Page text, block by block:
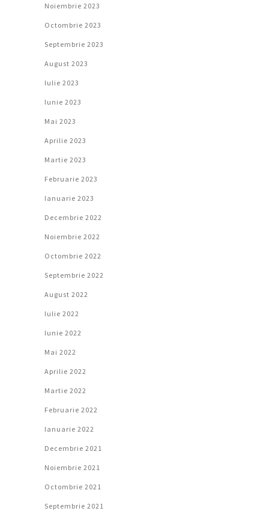
Noiembrie 2023
Octombrie 2023
Septembrie 2023
August 2023
Iulie 2023
Iunie 2023
Mai 2023
Aprilie 2023
Martie 2023
Februarie 2023
Ianuarie 2023
Decembrie 2022
Noiembrie 2022
Octombrie 2022
Septembrie 2022
August 2022
Iulie 2022
Iunie 2022
Mai 2022
Aprilie 2022
Martie 2022
Februarie 2022
Ianuarie 2022
Decembrie 2021
Noiembrie 2021
Octombrie 2021
Septembrie 2021